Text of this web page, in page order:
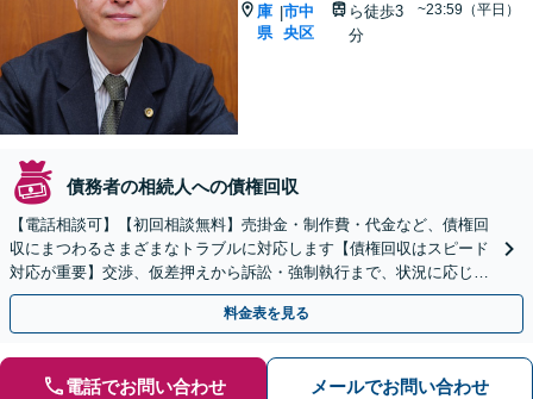
庫
県
|市中
央区
ら徒歩3
分
~23:59（平日）
債務者の相続人への債権回収
【電話相談可】【初回相談無料】売掛金・制作費・代金など、債権回
収にまつわるさまざまなトラブルに対応します【債権回収はスピード
対応が重要】交渉、仮差押えから訴訟・強制執行まで、状況に応じ迅
速に進めてまいります【夜間・休日面談可】【神戸駅3分】
料金表を見る
電話でお問い合わせ メールでお問い合わせ